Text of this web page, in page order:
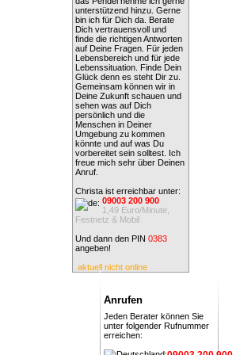
unterstützend hinzu. Gerne
bin ich für Dich da. Berate
Dich vertrauensvoll und
finde die richtigen Antworten
auf Deine Fragen. Für jeden
Lebensbereich und für jede
Lebenssituation. Finde Dein
Glück denn es steht Dir zu.
Gemeinsam können wir in
Deine Zukunft schauen und
sehen was auf Dich
persönlich und die
Menschen in Deiner
Umgebung zu kommen
könnte und auf was Du
vorbereitet sein solltest. Ich
freue mich sehr über Deinen
Anruf.
Christa ist erreichbar unter:
09003 200 900
1,49 Euro/Minute,
Festnetz & Mobil
Und dann den PIN 0383
angeben!
aktuell nicht online
Anrufen
Jeden Berater können Sie
unter folgender Rufnummer
erreichen: